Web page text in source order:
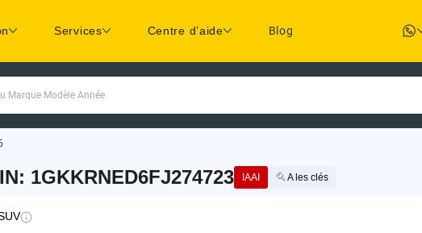
Services Centre d’aide Blog
Marque Modèle Année
1GKKRNED6FJ274723 IAAI A les clés